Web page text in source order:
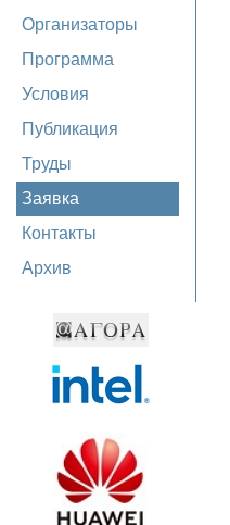
Организаторы
Программа
Условия
Публикация
Труды
Заявка
Контакты
Архив